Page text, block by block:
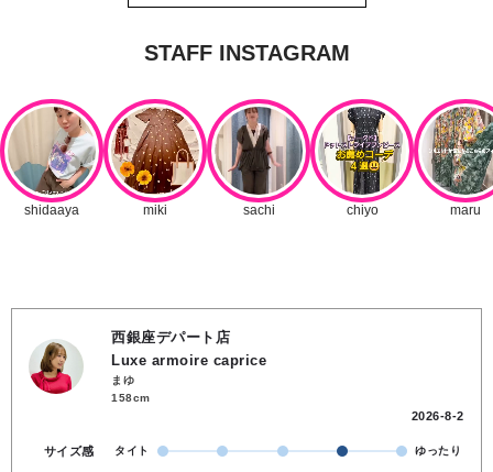
西銀座デパート店
Luxe armoire caprice
まゆ
158cm
2026-8-2
サイズ感 タイト ゆったり